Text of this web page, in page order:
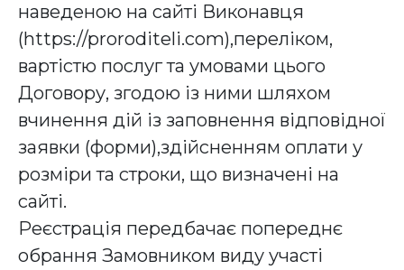
наведеною на сайті Виконавця
(https://proroditeli.com),переліком,
вартістю послуг та умовами цього
Договору, згодою із ними шляхом
вчинення дій із заповнення відповідної
заявки (форми),здійсненням оплати у
розміри та строки, що визначені на
сайті.
Реєстрація передбачає попереднє
обрання Замовником виду участі